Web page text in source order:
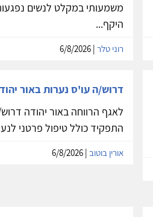
משמעותי במקלט לנשים
היקף...
רוני טלר | 6/8/2026
דרוש/ה עו'ס נערות באור
לאגף הרווחה באור יהודה
התפקיד כולל טיפול פרטני
אורין בוטוב | 6/8/2026